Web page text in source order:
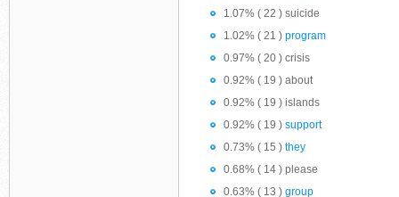
1.07% ( 22 ) suicide
1.02% ( 21 ) program
0.97% ( 20 ) crisis
0.92% ( 19 ) about
0.92% ( 19 ) islands
0.92% ( 19 ) support
0.73% ( 15 ) they
0.68% ( 14 ) please
0.63% ( 13 ) group